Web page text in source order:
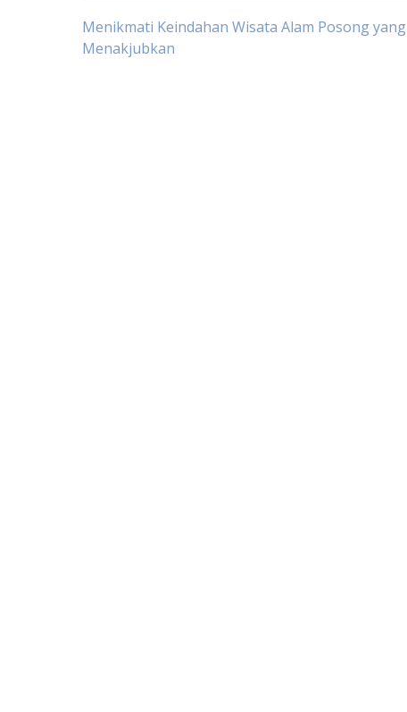
Post
Menikmati Keindahan Wisata Alam Posong yang
Menakjubkan